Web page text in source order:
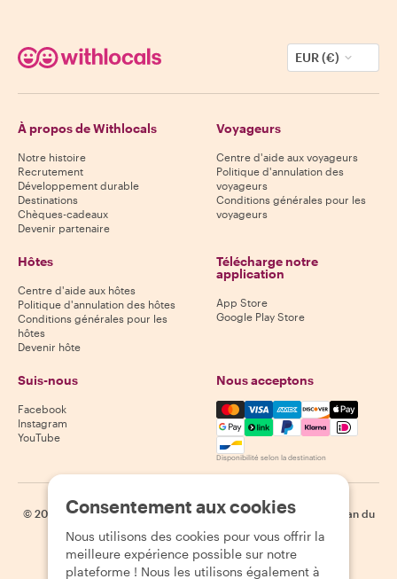
EUR (€)
À propos de Withlocals
Notre histoire
Recrutement
Développement durable
Destinations
Chèques-cadeaux
Devenir partenaire
Voyageurs
Centre d'aide aux voyageurs
Politique d'annulation des
voyageurs
Conditions générales pour les
voyageurs
Hôtes
Centre d'aide aux hôtes
Politique d'annulation des hôtes
Conditions générales pour les
hôtes
Devenir hôte
Télécharge notre
application
App Store
Google Play Store
Suis-nous
Facebook
Instagram
YouTube
Nous acceptons
Mastercard, Visa, Amex,
Disponibilité selon la destination
© 2026 Withlocals.com | Politique de confidentialité | Cookies
Plan du
site
Consentement aux cookies
Nous utilisons des cookies pour vous offrir la
meilleure expérience possible sur notre
plateforme ! Nous les utilisons également à